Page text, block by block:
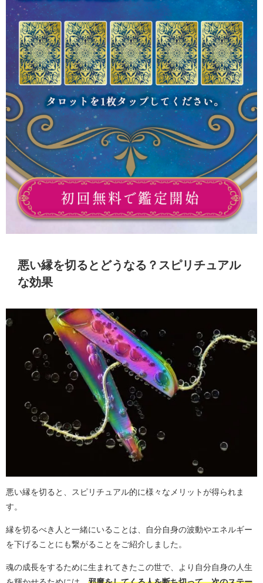
悪い縁を切るとどうなる？スピリチュアル
な効果
悪い縁を切ると、スピリチュアル的に様々なメリットが得られま
す。
縁を切るべき人と一緒にいることは、自分自身の波動やエネルギー
を下げることにも繋がることをご紹介しました。
魂の成長をするために生まれてきたこの世で、より自分自身の人生